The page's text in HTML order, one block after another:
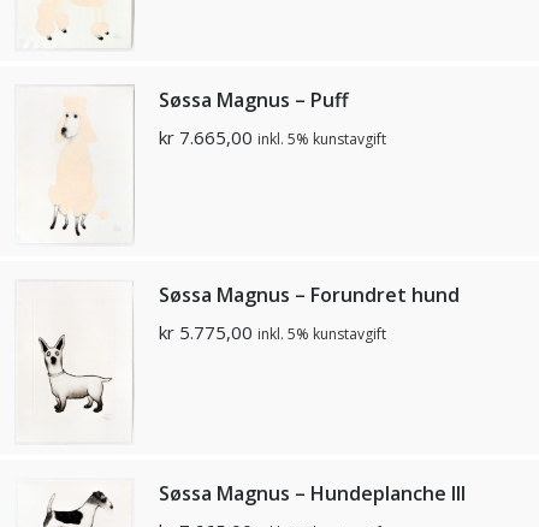
Søssa Magnus – Puff
kr 7.665,00 inkl. 5% kunstavgift
Søssa Magnus – Forundret hund
kr 5.775,00 inkl. 5% kunstavgift
Søssa Magnus – Hundeplanche III